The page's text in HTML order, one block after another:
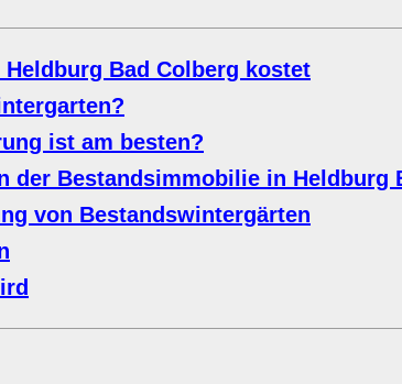
Bad Colberg kostet
ist am besten?
der Bestandsimmobilie in Heldburg
von Bestandswintergärten